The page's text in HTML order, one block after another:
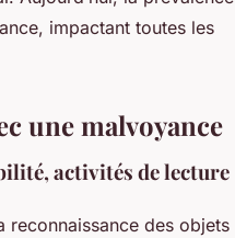
impactant toutes les
une malvoyance
activités de lecture
reconnaissance des objets